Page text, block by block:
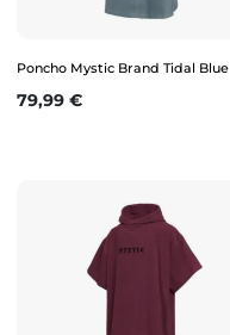
Poncho Mystic Brand Tidal Blue
Prix
79,99 €